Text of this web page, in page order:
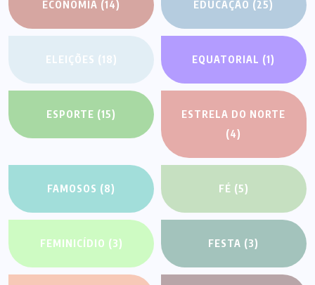
ECONOMIA (14) EDUCAÇÃO (25)
ELEIÇÕES (18) EQUATORIAL (1)
ESPORTE (15)
ESTRELA DO NORTE
(4)
FAMOSOS (8) FÉ (5)
FEMINICÍDIO (3) FESTA (3)